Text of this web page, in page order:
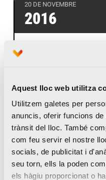
Aquest lloc web utilitza
Utilitzem galetes per
anuncis, oferir funcions
trànsit del lloc. També
com feu servir el nostre
socials, de publicitat i
seu torn, ells la poden
els hàgiu proporcionat o
20 DE NOVEMBRE
2016
15 DE DESEMBRE
2015